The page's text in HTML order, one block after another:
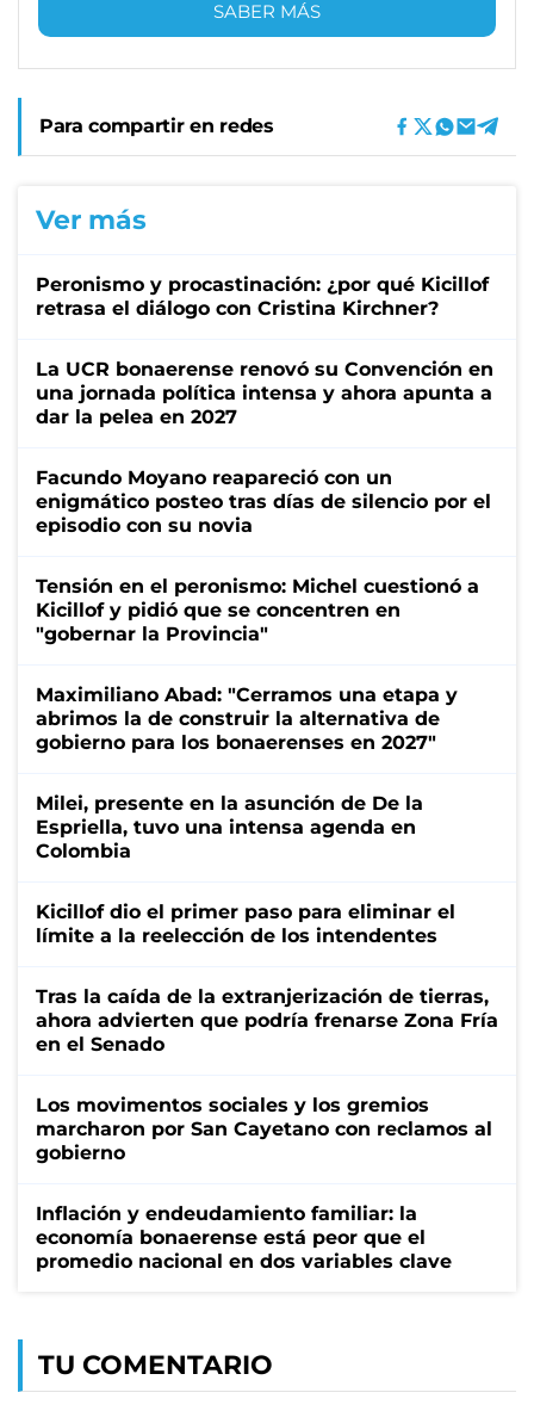
SABER MÁS
Para compartir en redes
Ver más
Peronismo y procastinación: ¿por qué Kicillof
retrasa el diálogo con Cristina Kirchner?
La UCR bonaerense renovó su Convención en
una jornada política intensa y ahora apunta a
dar la pelea en 2027
Facundo Moyano reapareció con un
enigmático posteo tras días de silencio por el
episodio con su novia
Tensión en el peronismo: Michel cuestionó a
Kicillof y pidió que se concentren en
"gobernar la Provincia"
Maximiliano Abad: "Cerramos una etapa y
abrimos la de construir la alternativa de
gobierno para los bonaerenses en 2027"
Milei, presente en la asunción de De la
Espriella, tuvo una intensa agenda en
Colombia
Kicillof dio el primer paso para eliminar el
límite a la reelección de los intendentes
Tras la caída de la extranjerización de tierras,
ahora advierten que podría frenarse Zona Fría
en el Senado
Los movimentos sociales y los gremios
marcharon por San Cayetano con reclamos al
gobierno
Inflación y endeudamiento familiar: la
economía bonaerense está peor que el
promedio nacional en dos variables clave
TU COMENTARIO